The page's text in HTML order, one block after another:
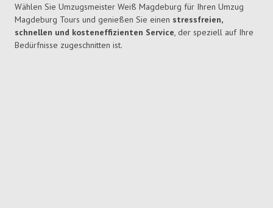
Wählen Sie Umzugsmeister Weiß Magdeburg für Ihren Umzug
Magdeburg Tours und genießen Sie einen stressfreien,
schnellen und kosteneffizienten Service, der speziell auf Ihre
Bedürfnisse zugeschnitten ist.